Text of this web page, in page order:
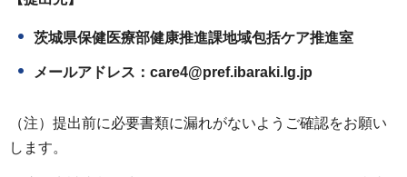
茨城県保健医療部健康推進課地域包括ケア推進室
メールアドレス：care4@pref.ibaraki.lg.jp
（注）提出前に必要書類に漏れがないようご確認をお願い
します。